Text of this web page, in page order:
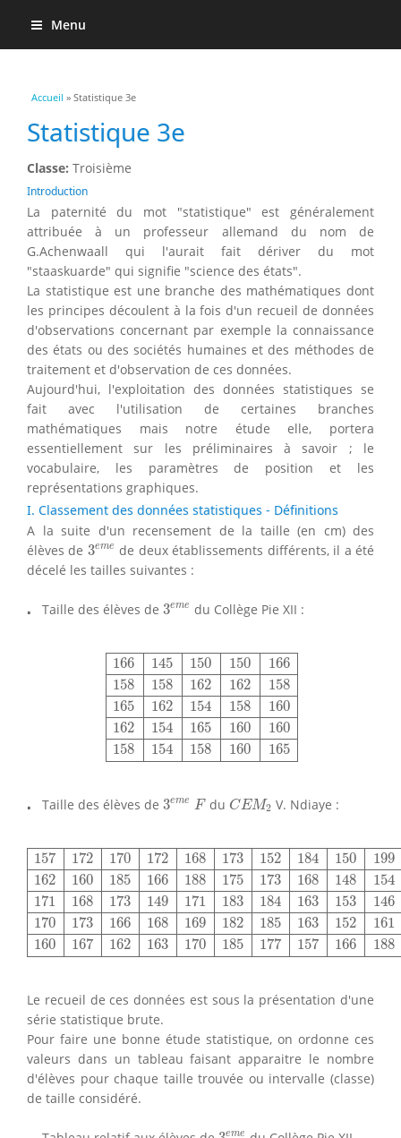
Menu
Vous êtes ici
Accueil » Statistique 3e
Statistique 3e
Classe: Troisième
Introduction
La paternité du mot "statistique" est généralement
attribuée à un professeur allemand du nom de
G.Achenwaall qui l'aurait fait dériver du mot
"staaskuarde" qui signifie "science des états".
La statistique est une branche des mathématiques dont
les principes découlent à la fois d'un recueil de données
d'observations concernant par exemple la connaissance
des états ou des sociétés humaines et des méthodes de
traitement et d'observation de ces données.
Aujourd'hui, l'exploitation des données statistiques se
fait avec l'utilisation de certaines branches
mathématiques mais notre étude elle, portera
essentiellement sur les préliminaires à savoir ; le
vocabulaire, les paramètres de position et les
représentations graphiques.
I. Classement des données statistiques - Définitions
A la suite d'un recensement de la taille (en cm) des
élèves de 3eme
3em e
de deux établissements différents, il a été
décelé les tailles suivantes :
⋅⋅ Taille des élèves de 3eme
3em e
du Collège Pie XII :
166 145 150 150
166
158
158 162 162
158
165
162 154 158
160
162
154 165 160
160
158
154 158 160 165
166145150150166158158162
⋅⋅ Taille des élèves de 3eme F
3em eFdu CEM2
CEM2 V. Ndiaye :
157 172 170 172 168 173 152 184 150
199
162
160 185 166 188 175 173 168 148
154
171
168 173 149 171 183 184 163 153
146
170
173 166 168 169 182 185 163 152
161
160
167 162 163 170 185 177 157 166 188
157172170172168173152184150199162160185
Le recueil de ces données est sous la présentation d'une
série statistique brute.
Pour faire une bonne étude statistique, on ordonne ces
valeurs dans un tableau faisant apparaitre le nombre
d'élèves pour chaque taille trouvée ou intervalle (classe)
de taille considéré.
eme
3em e